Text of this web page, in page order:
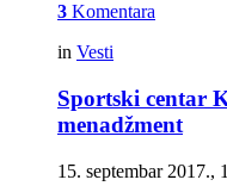
3 Komentara
in Vesti
Sportski centar
menadžment
15. septembar 2017.,